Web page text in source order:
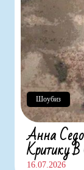
Анна
Критику
16.07.2026
Шоубиз